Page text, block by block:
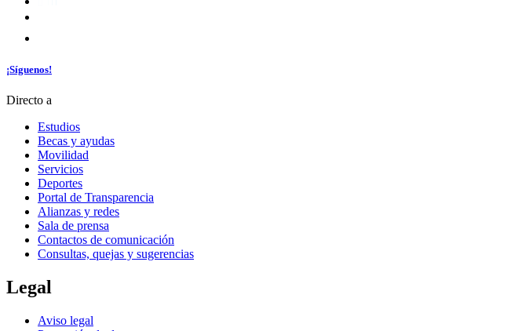
¡Síguenos!
Directo a
Estudios
Becas y ayudas
Movilidad
Servicios
Deportes
Portal de Transparencia
Alianzas y redes
Sala de prensa
Contactos de comunicación
Consultas, quejas y sugerencias
Legal
Aviso legal